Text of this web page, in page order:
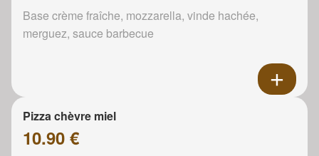
Base crème fraîche, mozzarella, vinde hachée,
merguez, sauce barbecue
Pizza chèvre miel
10.90 €